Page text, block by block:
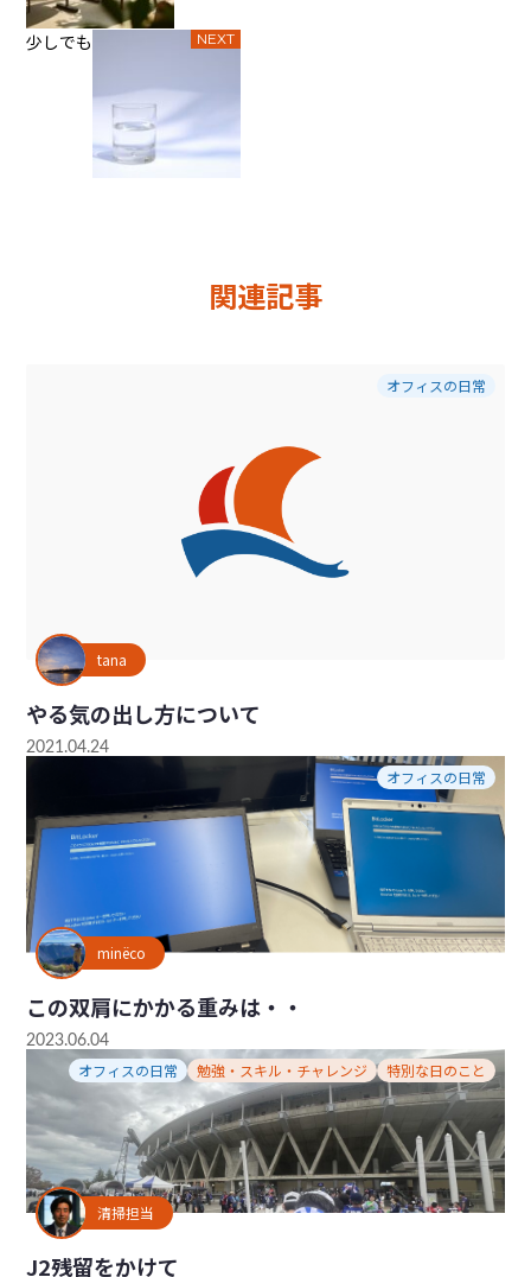
NEXT
少しでも
関連記事
オフィスの日常
tana
やる気の出し方について
2021.04.24
オフィスの日常
minëco
この双肩にかかる重みは・・
2023.06.04
オフィスの日常 勉強・スキル・チャレンジ 特別な日のこと
清掃担当
J2残留をかけて